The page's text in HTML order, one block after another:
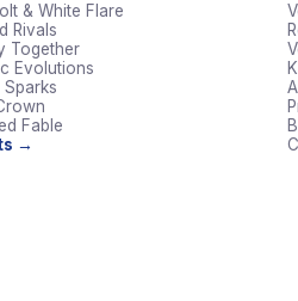
& White Flare
Rivals
Together
Evolutions
Sparks
Fable
→